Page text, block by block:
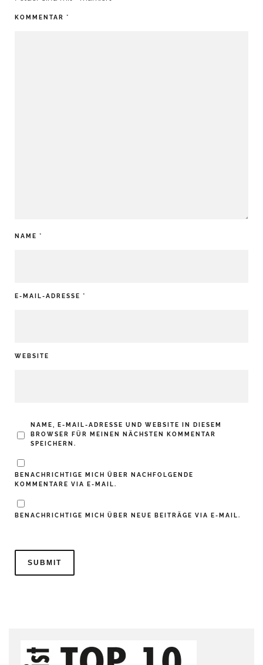
KOMMENTAR *
NAME *
E-MAIL-ADRESSE *
WEBSITE
NAME, E-MAIL-ADRESSE UND WEBSITE IN DIESEM
BROWSER FÜR MEINEN NÄCHSTEN KOMMENTAR
SPEICHERN.
BENACHRICHTIGE MICH ÜBER NACHFOLGENDE
KOMMENTARE VIA E-MAIL.
BENACHRICHTIGE MICH ÜBER NEUE BEITRÄGE VIA E-MAIL.